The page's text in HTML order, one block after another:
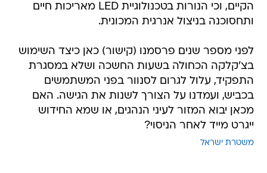
הקיים, וכי הנורות בטכנולוגיית LED מאריכות חיים
ותחסוכנה בניצול אנרגית המכונית.
לפני מספר שנים פרסמנו (קישור) כאן כיצד השימוש
בצ'קלקה הכחולה בשעות החשכה ושלא במסגרת
התפקיד, עלול לגרום לסנוור בפני המשתמשים
בכביש, ועמדנו על הצורך לשנות את הגישה. האם
מכאן יבוא המזור לעיני הנהגים, או שמא החידוש
ייגרט מייד לאחר הניסוי?
משטרת ישראל